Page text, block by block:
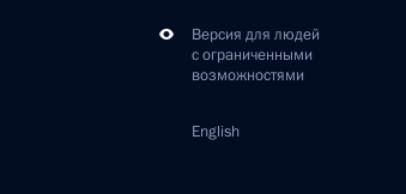
Версия для людей
с ограниченными
возможностями
English